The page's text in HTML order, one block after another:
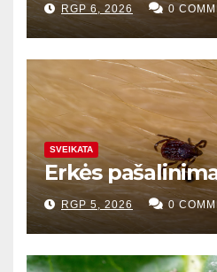
RGP 6, 2026 0
SVEIKATA
Erkės
RGP 5, 2026 0